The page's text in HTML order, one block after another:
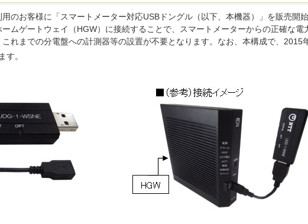
のお客様に「スマートメーター対応USBドングル（以下、本機器）」を販売開
ムゲートウェイ（HGW）に接続することで、スマートメーターからの正確な電
れまでの分電盤への計測器等の設置が不要となります。なお、本構成で、2015
す。